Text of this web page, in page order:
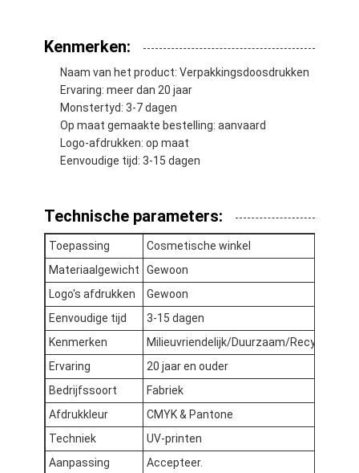
Thuis
Producten
Over Ons
Kenmerken:
Naam van het product: Verpakkingsdoosdrukken
Ervaring: meer dan 20 jaar
Monstertyd: 3-7 dagen
Op maat gemaakte bestelling: aanvaard
Logo-afdrukken: op maat
Eenvoudige tijd: 3-15 dagen
Technische parameters:
Toepassing
Cosmetische winkel
Materiaalgewicht
Gewoon
Logo's afdrukken
Gewoon
Eenvoudige tijd
3-15 dagen
Kenmerken
Milieuvriendelijk/Duurzaam/Recyclebaar
Ervaring
20 jaar en ouder
Bedrijfssoort
Fabriek
Afdrukkleur
CMYK & Pantone
Techniek
UV-printen
Aanpassing
Accepteer.